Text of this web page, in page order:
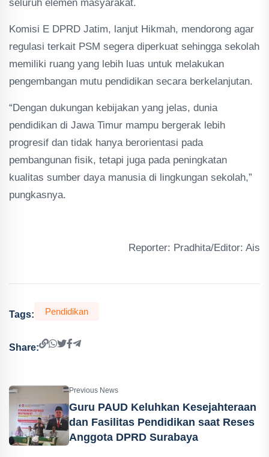
seluruh elemen masyarakat.
Komisi E DPRD Jatim, lanjut Hikmah, mendorong agar
regulasi terkait PSM segera diperkuat sehingga sekolah
memiliki ruang yang lebih luas untuk melakukan
pengembangan mutu pendidikan secara berkelanjutan.
“Dengan dukungan kebijakan yang jelas, dunia
pendidikan di Jawa Timur mampu bergerak lebih
progresif dan tidak hanya berorientasi pada
pembangunan fisik, tetapi juga pada peningkatan
kualitas sumber daya manusia di lingkungan sekolah,”
pungkasnya.
Reporter: Pradhita/Editor: Ais
Tags: Pendidikan
Share:
Previous News
Guru PAUD Keluhkan Kesejahteraan
dan Fasilitas Pendidikan saat Reses
Anggota DPRD Surabaya